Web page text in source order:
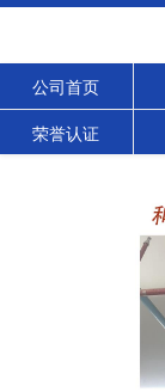
公司首页
荣誉认证